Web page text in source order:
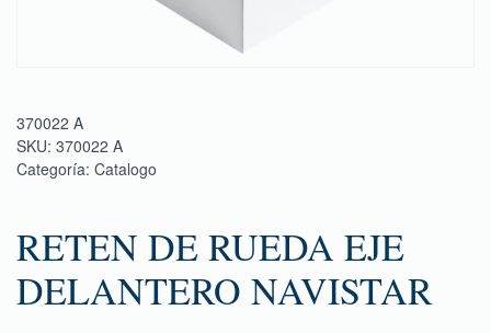
370022 A
SKU: 370022 A
Categoría: Catalogo
RETEN DE RUEDA EJE
DELANTERO NAVISTAR